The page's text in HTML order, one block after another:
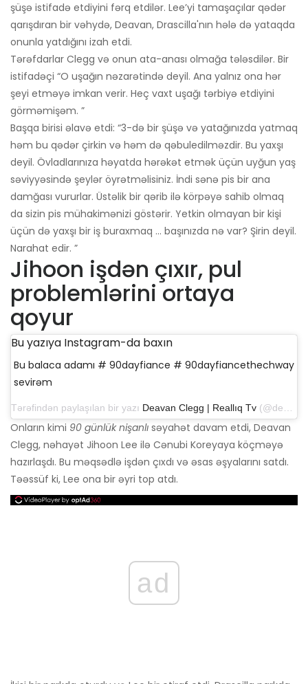
şüşə istifadə etdiyini fərq etdilər. Lee’yi tamaşaçılar qədər
qarışdıran bir vəhydə, Deavan, Drascilla'nın hələ də yataqda
onunla yatdığını izah etdi.
Tərəfdarlar Clegg və onun ata-anası olmağa tələsdilər. Bir
istifadəçi “O uşağın nəzarətində deyil. Ana yalnız ona hər
şeyi etməyə imkan verir. Heç vaxt uşağı tərbiyə etdiyini
görməmişəm. ”
Başqa birisi əlavə etdi: “3-də bir şüşə və yatağınızda yatmaq
həm bu qədər çirkin və həm də qəbuledilməzdir. Bu yaxşı
deyil. Övladlarınıza həyatda hərəkət etmək üçün uyğun yaş
səviyyəsində şeylər öyrətməlisiniz. İndi sənə pis bir ana
damğası vururlar. Üstəlik bir qərib ilə körpəyə sahib olmaq
da sizin pis mühakimənizi göstərir. Yetkin olmayan bir kişi
üçün də yaxşı bir iş buraxmaq ... başınızda nə var? Şirin deyil.
Narahat edir. ”
Jihoon işdən çıxır, pul
problemlərini ortaya
qoyur
Bu yazıya Instagram-da baxın
Bu balaca adamı # 90dayfiance # 90dayfiancethechway
sevirəm
Tərəfindən paylaşılan bir yazı Deavan Clegg | Reallıq Tv (@deavanclegg) 6 sentyabr 2019-cu il tarixində saat 4: 46-da PDT
Onların kimi 90 günlük nişanlı səyahət davam etdi, Deavan
Clegg, nəhayət Jihoon Lee ilə Cənubi Koreyaya köçməyə
hazırlaşdı. Bu məqsədlə işdən çıxdı və əsas əşyalarını satdı.
Təəssüf ki, Lee ona bir əyri top atdı.
ad